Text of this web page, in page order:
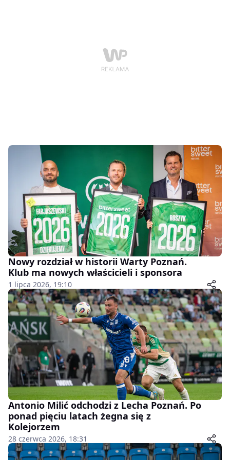
Nowy rozdział w historii Warty Poznań.
Klub ma nowych właścicieli i sponsora
1 lipca 2026, 19:10
Antonio Milić odchodzi z Lecha Poznań. Po
ponad pięciu latach żegna się z
Kolejorzem
28 czerwca 2026, 18:31